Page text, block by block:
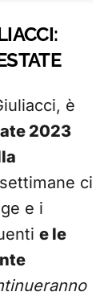
è
2023
ci
e i
e le